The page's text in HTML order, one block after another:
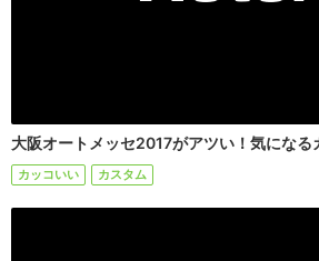
大阪オートメッセ2017がアツい！気になる
カッコいい カスタム